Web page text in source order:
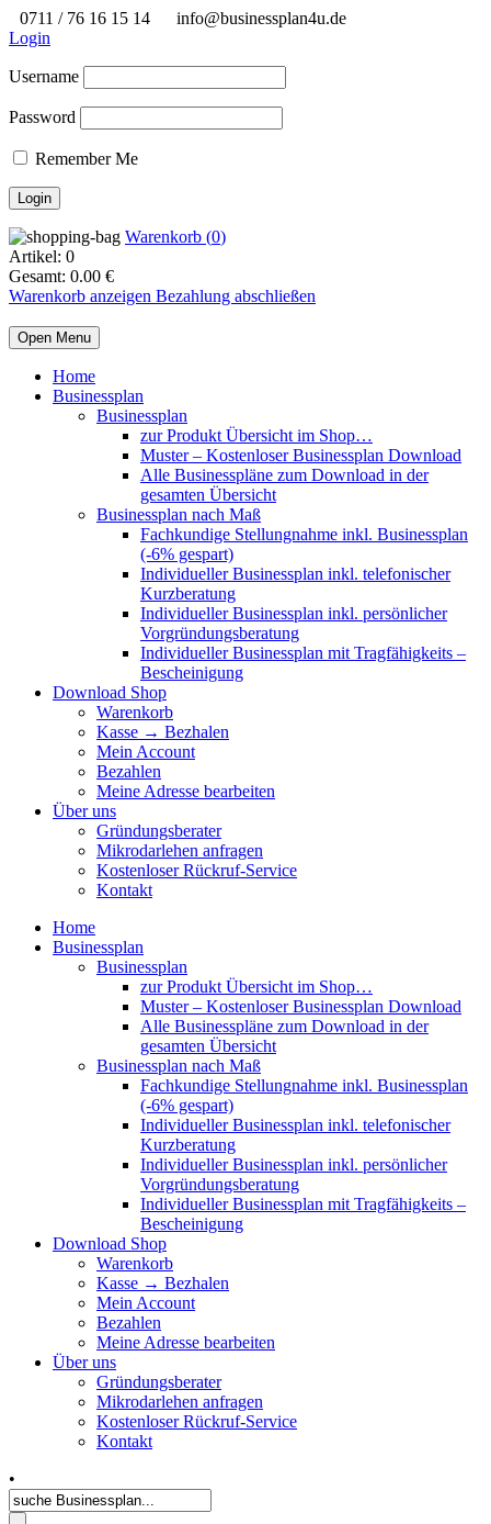
0711 / 76 16 15 14
info@businessplan4u.de
Login
Username
Password
Remember Me
Warenkorb (0)
Artikel: 0
Gesamt: 0.00 €
Warenkorb anzeigen Bezahlung abschließen
Open Menu
Home
Businessplan
Businessplan
zur Produkt Übersicht im Shop…
Muster – Kostenloser Businessplan Download
Alle Businesspläne zum Download in der
gesamten Übersicht
Businessplan nach Maß
Fachkundige Stellungnahme inkl. Businessplan
(-6% gespart)
Individueller Businessplan inkl. telefonischer
Kurzberatung
Individueller Businessplan inkl. persönlicher
Vorgründungsberatung
Individueller Businessplan mit Tragfähigkeits –
Bescheinigung
Download Shop
Warenkorb
Kasse → Bezhalen
Mein Account
Bezahlen
Meine Adresse bearbeiten
Über uns
Gründungsberater
Mikrodarlehen anfragen
Kostenloser Rückruf-Service
Kontakt
Home
Businessplan
Businessplan
zur Produkt Übersicht im Shop…
Muster – Kostenloser Businessplan Download
Alle Businesspläne zum Download in der
gesamten Übersicht
Businessplan nach Maß
Fachkundige Stellungnahme inkl. Businessplan
(-6% gespart)
Individueller Businessplan inkl. telefonischer
Kurzberatung
Individueller Businessplan inkl. persönlicher
Vorgründungsberatung
Individueller Businessplan mit Tragfähigkeits –
Bescheinigung
Download Shop
Warenkorb
Kasse → Bezhalen
Mein Account
Bezahlen
Meine Adresse bearbeiten
Über uns
Gründungsberater
Mikrodarlehen anfragen
Kostenloser Rückruf-Service
Kontakt
•